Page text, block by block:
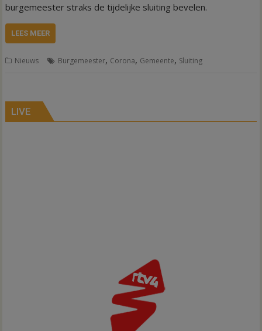
burgemeester straks de tijdelijke sluiting bevelen.
LEES MEER
Nieuws Burgemeester, Corona, Gemeente, Sluiting
LIVE